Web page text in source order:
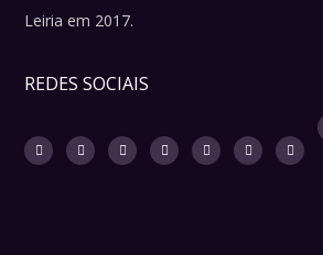
Leiria em 2017.
REDES SOCIAIS